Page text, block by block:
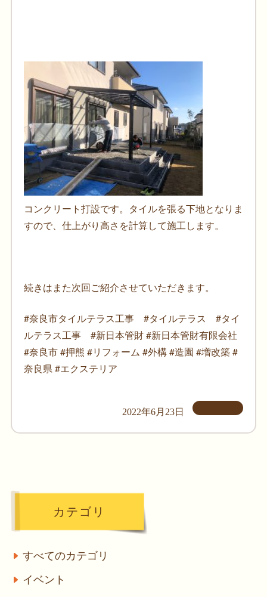
コンクリート打設です。タイルを張る下地となりま
すので、仕上がり高さを計算して施工します。
続きはまた次回ご紹介させていただきます。
#奈良市タイルテラス工事 #タイルテラス #タイ
ルテラス工事 #新日本管財 #新日本管財有限会社
#奈良市 #押熊 #リフォーム #外構 #造園 #増改築 #
奈良県 #エクステリア
2022年6月23日
カテゴリ
すべてのカテゴリ
イベント